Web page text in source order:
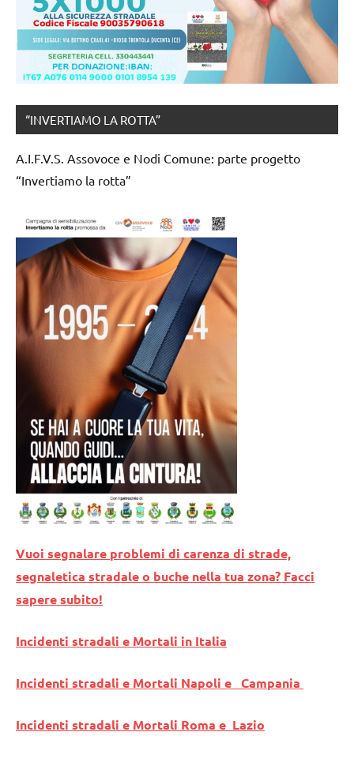
“INVERTIAMO LA ROTTA”
A.I.F.V.S. Assovoce e Nodi Comune: parte progetto
“Invertiamo la rotta”
Vuoi segnalare problemi di carenza di strade,
segnaletica stradale o buche nella tua zona? Facci
sapere subito!
Incidenti stradali e Mortali in Italia
Incidenti stradali e Mortali Napoli e Campania
Incidenti stradali e Mortali Roma e Lazio